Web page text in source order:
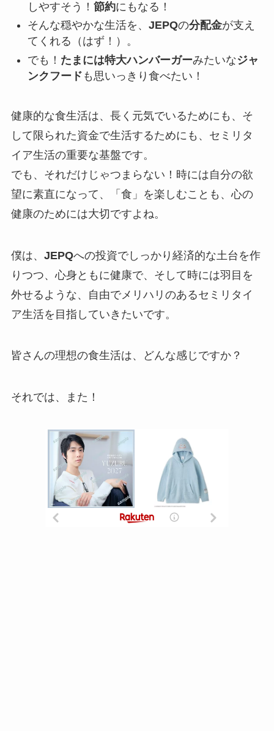
しやすそう！ 節約にもなる！
そんな穏やかな生活を、 JEPQの分配金が支え
てくれる（はず！）。
でも！ たまには特大ハンバーガーみたいなジャ
ンクフード も思いっきり食べたい！
健康的な食生活は、長く元気でいるためにも、そ
して限られた資金で生活するためにも、セミリタ
イア生活の重要な基盤です。
でも、それだけじゃつまらない！時には自分の欲
望に素直になって、「食」を楽しむことも、心の
健康のためには大切ですよね。
僕は、 JEPQへの投資でしっかり経済的な土台を作
りつつ、心身ともに健康で、そして時には羽目を
外せるような、自由でメリハリのあるセミリタイ
ア生活を目指していきたいです。
皆さんの理想の食生活は、どんな感じですか？
それでは、また！